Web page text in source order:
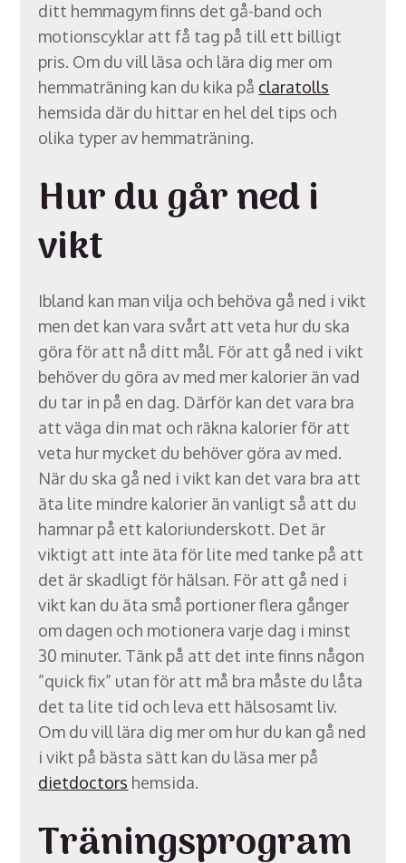
ditt hemmagym finns det gå-band och
motionscyklar att få tag på till ett billigt
pris. Om du vill läsa och lära dig mer om
hemmaträning kan du kika på claratolls
hemsida där du hittar en hel del tips och
olika typer av hemmaträning.
Hur du går ned i
vikt
Ibland kan man vilja och behöva gå ned i vikt
men det kan vara svårt att veta hur du ska
göra för att nå ditt mål. För att gå ned i vikt
behöver du göra av med mer kalorier än vad
du tar in på en dag. Därför kan det vara bra
att väga din mat och räkna kalorier för att
veta hur mycket du behöver göra av med.
När du ska gå ned i vikt kan det vara bra att
äta lite mindre kalorier än vanligt så att du
hamnar på ett kaloriunderskott. Det är
viktigt att inte äta för lite med tanke på att
det är skadligt för hälsan. För att gå ned i
vikt kan du äta små portioner flera gånger
om dagen och motionera varje dag i minst
30 minuter. Tänk på att det inte finns någon
”quick fix” utan för att må bra måste du låta
det ta lite tid och leva ett hälsosamt liv.
Om du vill lära dig mer om hur du kan gå ned
i vikt på bästa sätt kan du läsa mer på
dietdoctors hemsida.
Träningsprogram